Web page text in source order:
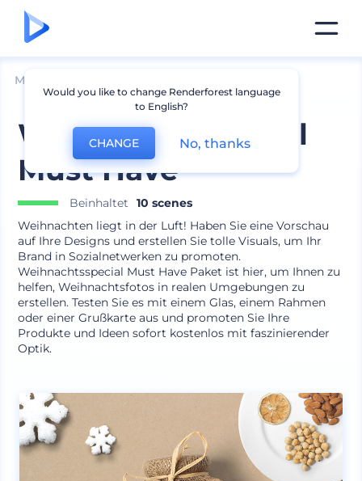
Mockups
Weihnachtsspecial
Must Have
Beinhaltet
10 scenes
Weihnachten liegt in der Luft! Haben Sie eine Vorschau
auf Ihre Designs und erstellen Sie tolle Visuals, um Ihr
Brand in Sozialnetwerken zu promoten.
Weihnachtsspecial Must Have Paket ist hier, um Ihnen zu
helfen, Weihnachtsfotos in realen Umgebungen zu
erstellen. Testen Sie es mit einem Glas, einem Rahmen
oder einer Grußkarte aus und promoten Sie Ihre
Produkte und Ideen sofort kostenlos mit faszinierender
Optik.
Would you like to change Renderforest language
to English?
CHANGE No, thanks